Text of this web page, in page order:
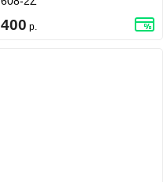
400 р.